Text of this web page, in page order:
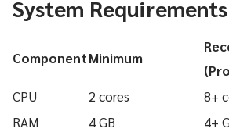
System Requirements
ComponentMinimum
CPU
2 cores
8+
RAM
4 GB
4+